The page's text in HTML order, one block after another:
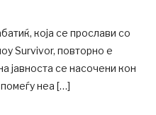
која се прослави со
Survivor, повторно е
јавноста се насочени кон
неа […]